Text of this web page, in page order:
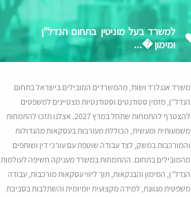
למשרד בעל מוניטין בתחום הנדל"ן
ומימון �...
משרד אנגלרד ושות’, מהמשרדים המובילים בישראל בתחום
הנדל”ן, מזמין סטודנטים וסטודנטיות מצטיינים למשפטים
להצטרף להתמחות שתחל במרץ 2027. אצלנו תזכו להתמחות
משמעותית ומעשית, הכוללת מעורבות בעסקאות מהגדולות
והמורכבות במשק, לצד עבודה שוטפת עם עורכי דין ושותפים
מהמובילים בתחום. ההתמחות במשרד מעניקה חשיפה לעולמות
הנדל”ן, המימון והבנקאות, תוך ליווי עסקאות מורכבות, עבודה
משפטית מגוונת, למידה מקצועית יומיומית והשתלבות בסביבת